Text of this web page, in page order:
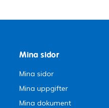
Mina sidor
Mina sidor
Mina uppgifter
Mina dokument